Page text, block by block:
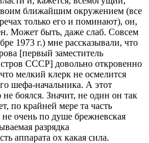
ближайшим окружением (все
только его и поминают), он,
Может быть, даже слаб. Совсем
1973 г.) мне рассказывали, что
[первый заместитель
СССР] довольно откровенно
мелкий клерк не осмелится
шефа-начальника. А этот
боялся. Значит, не один он так
по крайней мере та часть
очень по душе брежневская
разрядка
аппарата ох какая сила.